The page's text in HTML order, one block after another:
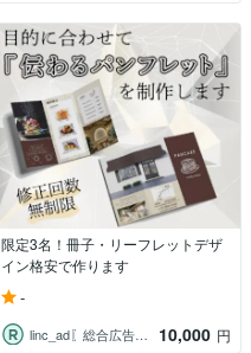
限定3名！冊子・リーフレットデザ
イン格安で作ります
-
linc_ad〖総合広告代理店〗 10,000 円